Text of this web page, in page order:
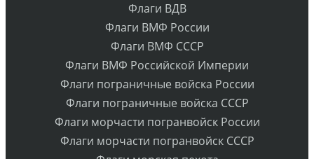
Флаги ВДВ
Флаги ВМФ России
Флаги ВМФ СССР
Флаги ВМФ Российской Империи
Флаги пограничные войска России
Флаги пограничные войска СССР
Флаги морчасти погранвойск России
Флаги морчасти погранвойск СССР